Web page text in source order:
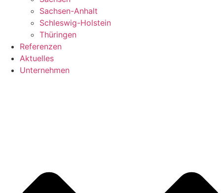
Sachsen-Anhalt
Schleswig-Holstein
Thüringen
Referenzen
Aktuelles
Unternehmen